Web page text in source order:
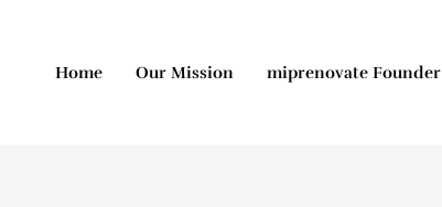
contentHome Our Mission miprenovate Founder